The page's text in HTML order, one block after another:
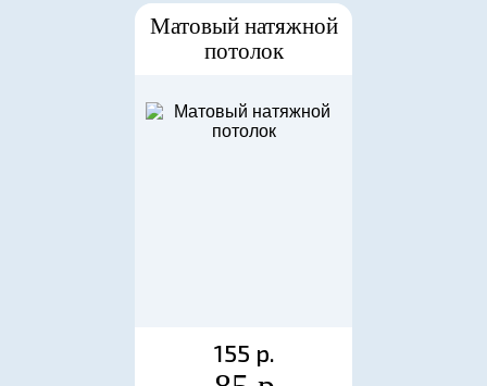
Матовый натяжной
потолок
155 р.